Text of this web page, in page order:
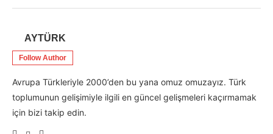
AYTÜRK
Follow Author
Avrupa Türkleriyle 2000’den bu yana omuz omuzayız. Türk
toplumunun gelişimiyle ilgili en güncel gelişmeleri kaçırmamak
için bizi takip edin.